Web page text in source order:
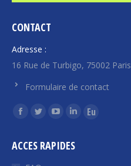
CONTACT
Adresse :
16 Rue de Turbigo, 75002 Paris
Formulaire de contact
Trouvez nous sur :
La
Facebook
La
Twitter
La
YouTube
La
LinkedIn
La
ACCES RAPIDES